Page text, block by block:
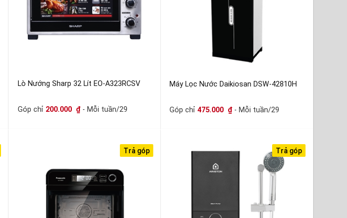
Lò Nướng Sharp 32 Lít EO-A323RCSV
Góp chỉ 200.000 ₫ - Mỗi tuần/29
Máy Lọc Nước Daikiosan DSW-42810H
Góp chỉ475.000 ₫ - Mỗi tuần/29
Trả góp Trả góp